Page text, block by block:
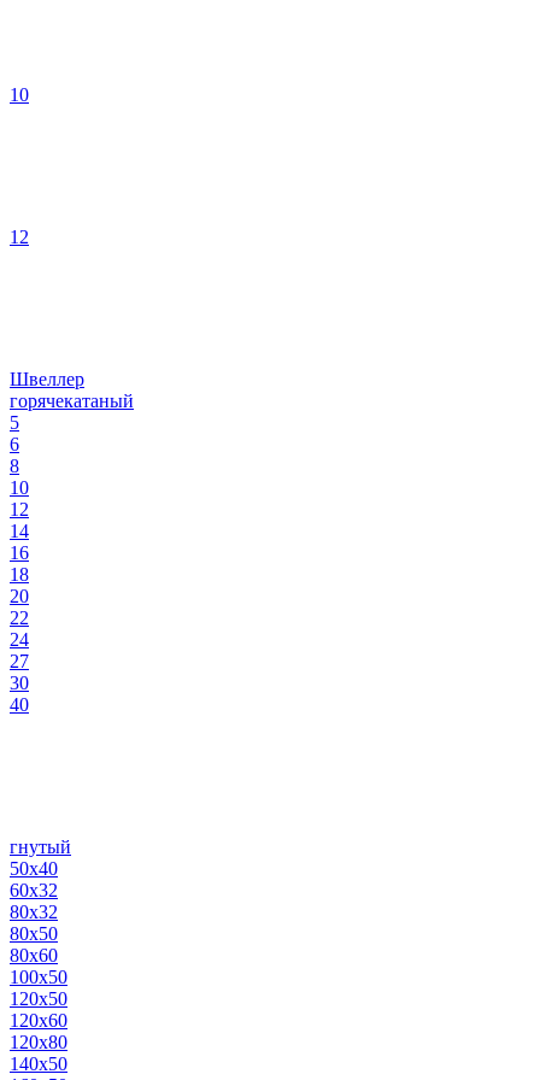
10
12
Швеллер
горячекатаный
5
6
8
10
12
14
16
18
20
22
24
27
30
40
гнутый
50х40
60х32
80х32
80х50
80х60
100х50
120х50
120х60
120х80
140х50